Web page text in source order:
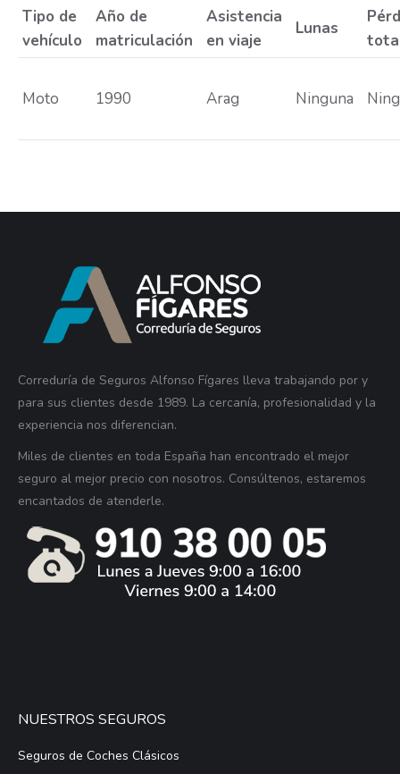
Tipo de
vehículo
Año de
matriculación
Asistencia
en viaje
Lunas
Moto 1990 Arag Ninguna
Correduría de Seguros Alfonso Fígares lleva trabajando por y
para sus clientes desde 1989. La cercanía, profesionalidad y la
experiencia nos diferencian.
Miles de clientes en toda España han encontrado el mejor
seguro al mejor precio con nosotros. Consúltenos, estaremos
encantados de atenderle.
NUESTROS SEGUROS
Seguros de Coches Clásicos